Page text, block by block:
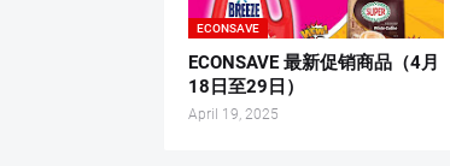
ECONSAVE
ECONSAVE 最新促销商品（4月
18日至29日）
April 19, 2025